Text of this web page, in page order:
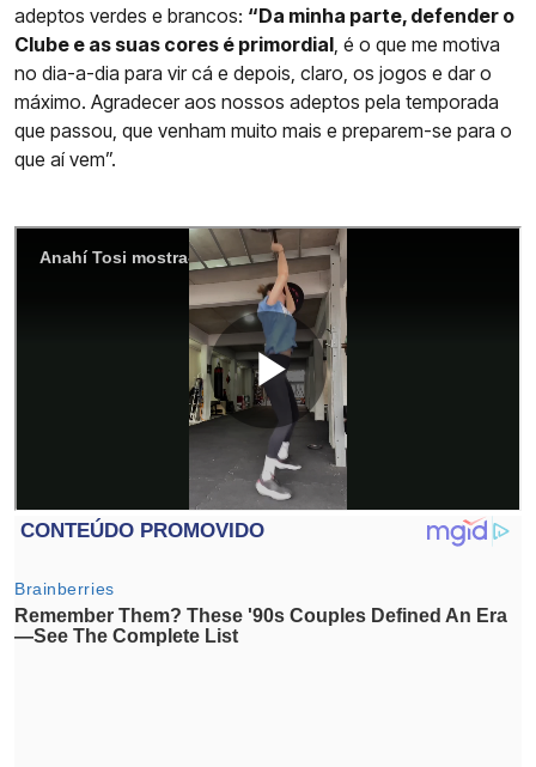
adeptos verdes e brancos: “Da minha parte, defender o
Clube e as suas cores é primordial , é o que me motiva
no dia-a-dia para vir cá e depois, claro, os jogos e dar o
máximo. Agradecer aos nossos adeptos pela temporada
que passou, que venham muito mais e preparem-se para o
que aí vem”.